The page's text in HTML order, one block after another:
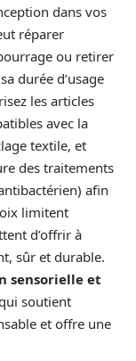
dans vos
réparer
ou retirer
durée d’usage
les articles
avec la
textile, et
des traitements
afin
limitent
d’offrir à
sûr et durable.
sensorielle et
soutient
et offre une